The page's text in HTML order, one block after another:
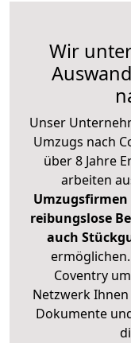
Wir
Unser
Umzugs nach
über 8 Jahre
arbeiten
Umzugsfirmen
reibungslose
auch
Coventry
Netzwerk
Dokumente